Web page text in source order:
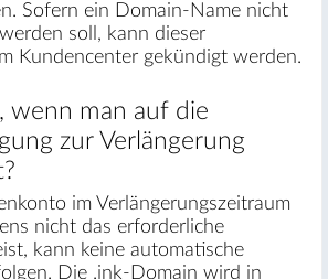
Sofern ein Domain-Name nicht
soll, kann dieser
Kundencenter gekündigt werden.
wenn man auf die
zur Verlängerung
im Verlängerungszeitraum
nicht das erforderliche
kann keine automatische
Die .ink-Domain wird in